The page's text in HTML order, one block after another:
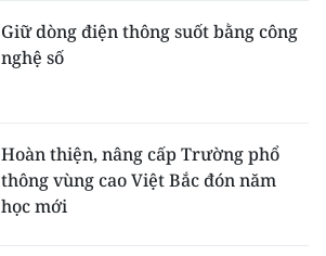
Giữ dòng điện thông suốt bằng công
nghệ số
Hoàn thiện, nâng cấp Trường phổ
thông vùng cao Việt Bắc đón năm
học mới